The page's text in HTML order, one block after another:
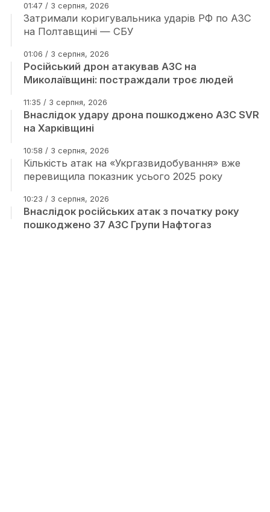
01:47 / 3 серпня, 2026
Затримали коригувальника ударів РФ по АЗС
на Полтавщині — СБУ
01:06 / 3 серпня, 2026
Російський дрон атакував АЗС на
Миколаївщині: постраждали троє людей
11:35 / 3 серпня, 2026
Внаслідок удару дрона пошкоджено АЗС SVR
на Харківщині
10:58 / 3 серпня, 2026
Кількість атак на «Укргазвидобування» вже
перевищила показник усього 2025 року
10:23 / 3 серпня, 2026
Внаслідок російських атак з початку року
пошкоджено 37 АЗС Групи Нафтогаз